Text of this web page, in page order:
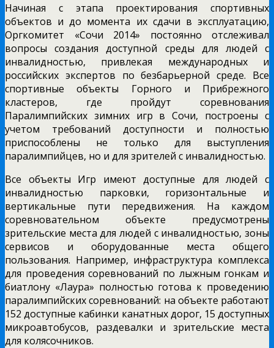
Начиная с этапа проектирования спортивных
объектов и до момента их сдачи в эксплуатацию,
Оргкомитет «Сочи 2014» постоянно отслеживал
вопросы создания доступной среды для людей с
инвалидностью, привлекая международных и
российских экспертов по безбарьерной среде. Все
спортивные объекты Горного и Прибрежного
кластеров, где пройдут соревнования
Паралимпийских зимних игр в Сочи, построены с
учетом требований доступности и полностью
приспособлены не только для выступления
паралимпийцев, но и для зрителей с инвалидностью.
Все объекты Игр имеют доступные для людей с
инвалидностью парковки, горизонтальные и
вертикальные пути передвижения. На каждом
соревновательном объекте предусмотрены
зрительские места для людей с инвалидностью, зоны
сервисов и оборудованные места общего
пользования. Например, инфраструктура комплекса
для проведения соревнований по лыжным гонкам и
биатлону «Лаура» полностью готова к проведению
паралимпийских соревнований: на объекте работают
152 доступные кабинки канатных дорог, 15 доступных
микроавтобусов, раздевалки и зрительские места
для колясочников.